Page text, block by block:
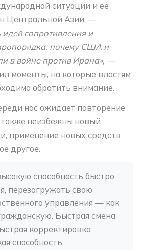
ситуации и ее
Центральной Азии, —
идей сопротивления и
почему США и
в войне против Ирана», —
моменты, на которые властям
обратить внимание.
нас ожидает повторение
неизбежны новый
применение новых средств
другое.
способность быстро
перезагружать свою
управления — как
Быстрая смена
корректировка
способность